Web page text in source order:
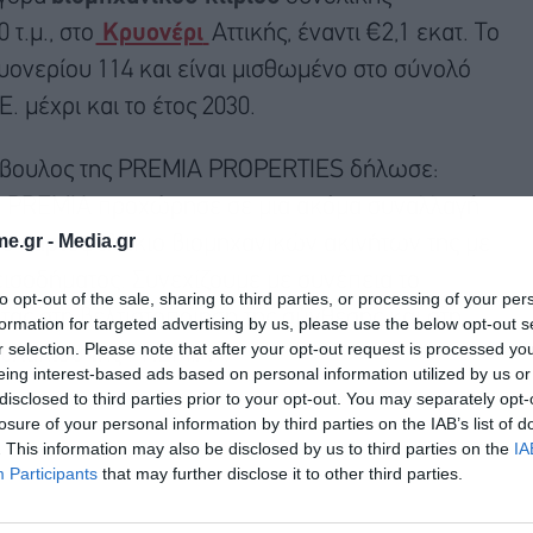
- Media.gr
opt-out of the sale, sharing to third parties, or processing of your
for targeted advertising by us, please use the below opt-out
selection. Please note that after your opt-out request is processed
interest-based ads based on personal information utilized by us
to third parties prior to your opt-out. You may separately
of your personal information by third parties on the IAB’s list of
This information may also be disclosed by us to third parties on the
Participants that may further disclose it to other third parties.
τ.μ., στο
Κρυονέρι Αττικής, έναντι €2,1 εκατ. Το
114 και είναι μισθωμένο στο σύνολό
μέχρι και το έτος 2030.
της PREMIA PROPERTIES δήλωσε:
PREMIA προχώρησε σε μια ακόμα συναλλαγή
χαρτοφυλάκιο βιομηχανικών ακινήτων της με
Συνεχίζουμε με συνέπεια το
στη βελτιστοποίηση της σύνθεσης και στη
της PREMIA».